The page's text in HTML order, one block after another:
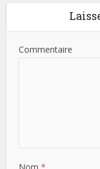
Commentaire
Nom*